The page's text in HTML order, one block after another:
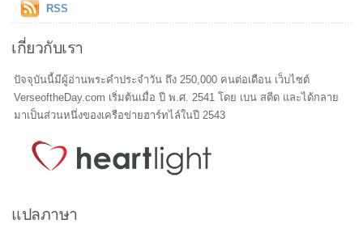
RSS
เกี่ยวกับเรา
ปัจจุบันนี้มีผู้อ่านพระคำประจำวัน ถึง 250,000 คนต่อเดือน เว็บไซต์
VerseoftheDay.com เริ่มต้นเมื่อ ปี พ.ศ. 2541 โดย เบน สตีด และได้กลาย
มาเป็นส่วนหนึ่งของเครือข่ายฮาร์ทไล์ในปี 2543
แปลภาษา